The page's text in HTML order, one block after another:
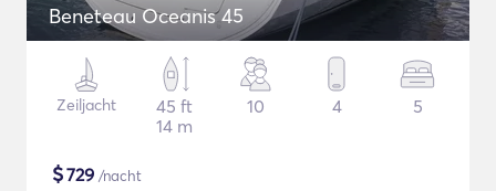
Beneteau Oceanis 45
Zeiljacht
45 ft
14 m
10 4 5
$729 /nacht